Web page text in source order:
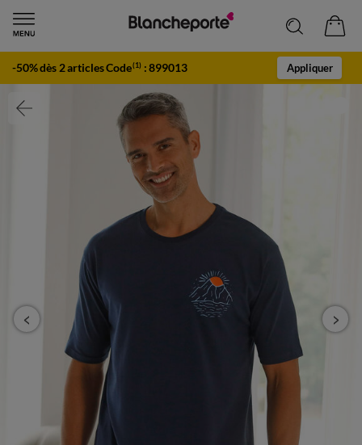
-50% dès 2 articles Code(1) :899013 Appliquer